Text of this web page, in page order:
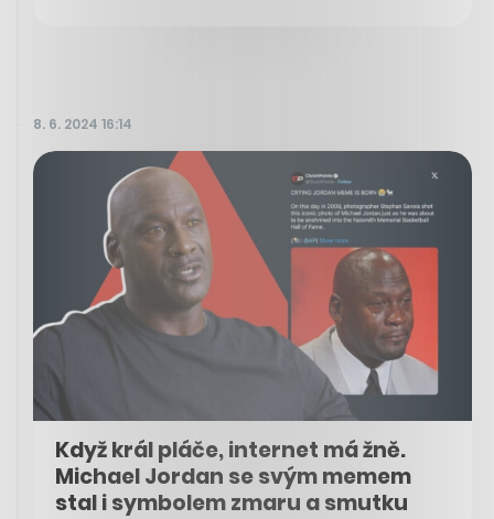
8. 6. 2024 16:14
Když král pláče, internet má žně.
Michael Jordan se svým memem
stal i symbolem zmaru a smutku